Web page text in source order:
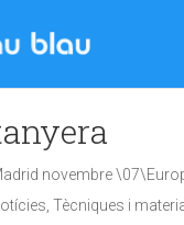
novembre
Tècniques i